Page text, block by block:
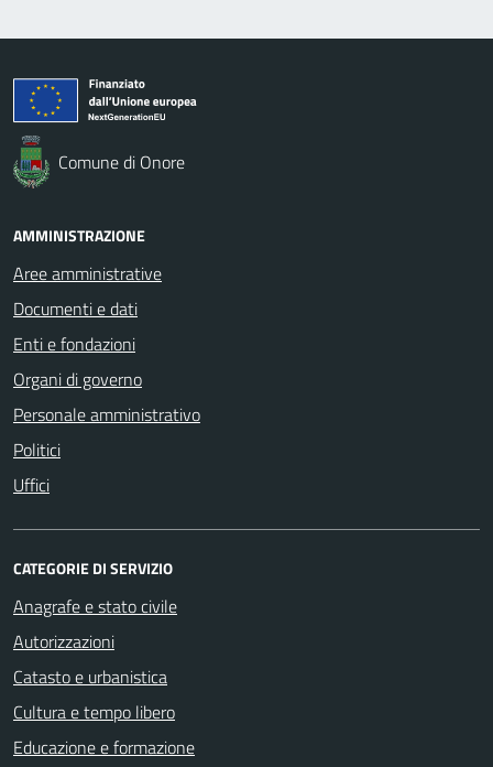
Comune di Onore
AMMINISTRAZIONE
Aree amministrative
Documenti e dati
Enti e fondazioni
Organi di governo
Personale amministrativo
Politici
Uffici
CATEGORIE DI SERVIZIO
Anagrafe e stato civile
Autorizzazioni
Catasto e urbanistica
Cultura e tempo libero
Educazione e formazione